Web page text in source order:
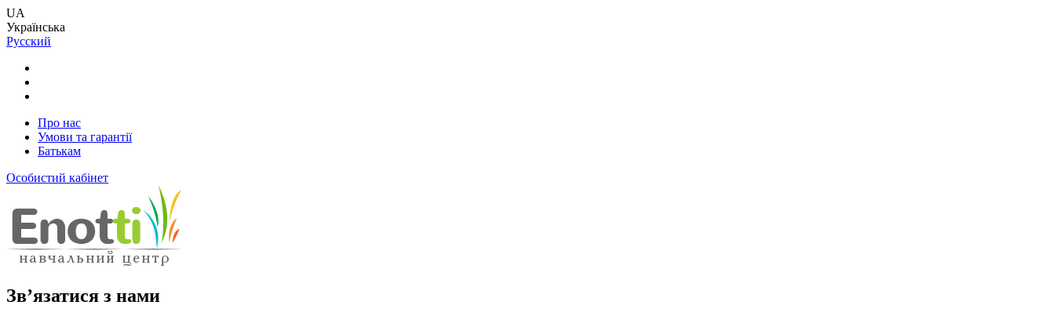
UA
Українська
Русский
Про нас
Умови та гарантії
Батькам
Особистий кабінет
Зв’язатися з нами